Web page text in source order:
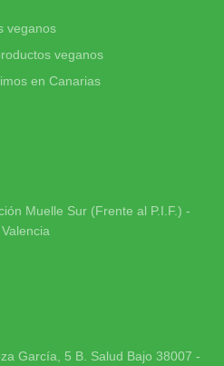
veganos
veganos
en Canarias
Muelle Sur (Frente al P.I.F.) -
García, 5 B. Salud Bajo 38007 -